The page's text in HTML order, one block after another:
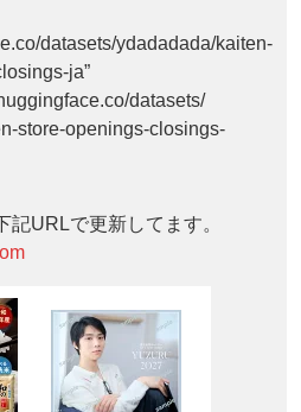
datasets/ydadadada/kaiten-
ja”
datasets/
store-openings-closings-
記URLで更新してます。